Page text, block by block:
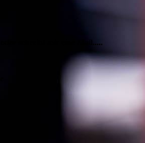
oder schreibt mir eine Mail.....